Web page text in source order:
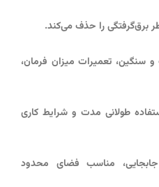
تعمیرات میزان فرمان،
طولانی مدت و شرایط کاری
مناسب فضای محدود